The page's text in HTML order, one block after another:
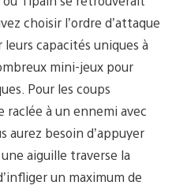
choisir l’ordre d’attaque
capacités uniques à
mini-jeux pour
Pour les coups
raclée à un ennemi avec
aurez besoin d’appuyer
aiguille traverse la
un maximum de